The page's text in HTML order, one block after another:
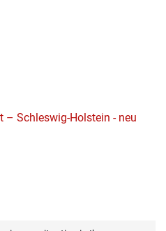
– Schleswig-Holstein - neu